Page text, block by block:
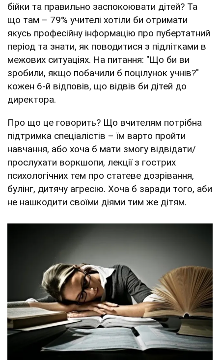
бійки та правильно заспокоювати дітей? Та
що там – 79% учителі хотіли би отримати
якусь професійну інформацію про пубертатний
період та знати, як поводитися з підлітками в
межових ситуаціях. На питання: "Що би ви
зробили, якщо побачили б поцілунок учнів?"
кожен 6-й відповів, що відвів би дітей до
директора.
Про що це говорить? Що вчителям потрібна
підтримка спеціалістів – їм варто пройти
навчання, або хоча б мати змогу відвідати/
прослухати воркшопи, лекції з гострих
психологічних тем про статеве дозрівання,
булінг, дитячу агресію. Хоча б заради того, аби
не нашкодити своїми діями тим же дітям.